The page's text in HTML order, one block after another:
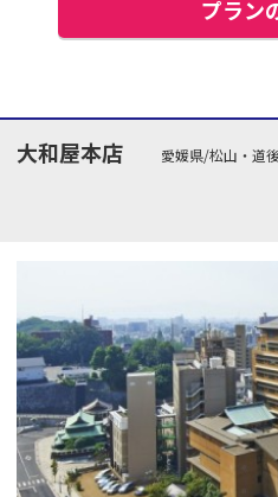
プラン
大和屋本店
愛媛県/松山・道